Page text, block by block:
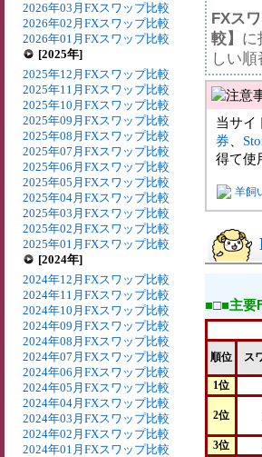
2026年03月FXスワップ比較
2026年02月FXスワップ比較
2026年01月FXスワップ比較
[2025年]
2025年12月FXスワップ比較
2025年11月FXスワップ比較
2025年10月FXスワップ比較
2025年09月FXスワップ比較
2025年08月FXスワップ比較
2025年07月FXスワップ比較
2025年06月FXスワップ比較
2025年05月FXスワップ比較
2025年04月FXスワップ比較
2025年03月FXスワップ比較
2025年02月FXスワップ比較
2025年01月FXスワップ比較
[2024年]
2024年12月FXスワップ比較
2024年11月FXスワップ比較
2024年10月FXスワップ比較
2024年09月FXスワップ比較
2024年08月FXスワップ比較
2024年07月FXスワップ比較
2024年06月FXスワップ比較
2024年05月FXスワップ比較
2024年04月FXスワップ比較
2024年03月FXスワップ比較
2024年02月FXスワップ比較
2024年01月FXスワップ比較
FXス
較】 に
しい順
当サイ
券
得て使
羊飼
■□■主要
順位 ス
1位
2位
3位